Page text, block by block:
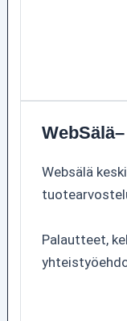
Websälä
Palautteet,